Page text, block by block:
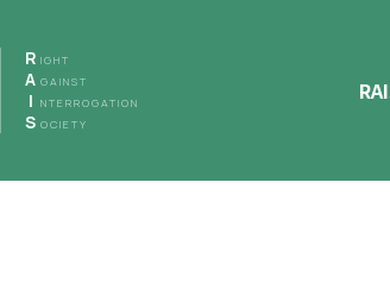
R IGHT
A GAINST
I NTERROGATION
S OCIETY